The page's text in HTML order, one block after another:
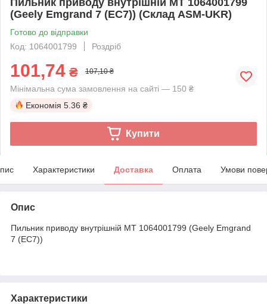
(Geely Emgrand 7 (EC7)) (Склад ASM-UKR)
Готово до відправки
Код: 1064001799
Роздріб
101,74 ₴ 107,10 ₴
Мінімальна сума замовлення на сайті — 150 ₴
Економія 5.36 ₴
Купити
Характеристики Доставка Оплата Умови
Опис
Пильник приводу внутрішній MT 1064001799 (Geely Emgrand
7 (EC7))
Характеристики